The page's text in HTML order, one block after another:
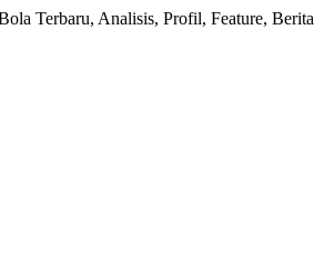
Terbaru, Analisis, Profil, Feature,